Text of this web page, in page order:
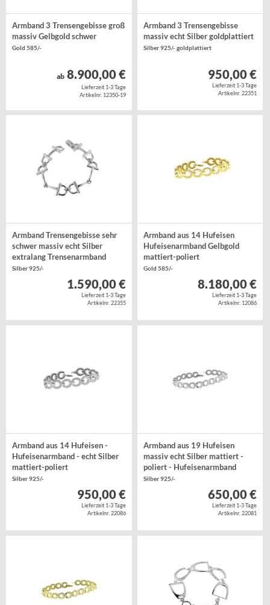
Armband 3 Trensengebisse groß
massiv Gelbgold schwer
Gold 585/-
ab8.900,00 €
Lieferzeit 1-3 Tage
Artikelnr. 12350-19
Armband 3 Trensengebisse
massiv echt Silber goldplattiert
Silber 925/- goldplattiert
950,00 €
Lieferzeit 1-3 Tage
Artikelnr. 22351
Armband Trensengebisse sehr
schwer massiv echt Silber
extralang Trensenarmband
Silber 925/-
1.590,00 €
Lieferzeit 1-3 Tage
Artikelnr. 22355
Armband aus 14 Hufeisen
Hufeisenarmband Gelbgold
mattiert-poliert
Gold 585/-
8.180,00 €
Lieferzeit 1-3 Tage
Artikelnr. 12086
Armband aus 14 Hufeisen -
Hufeisenarmband - echt Silber
mattiert-poliert
Silber 925/-
950,00 €
Lieferzeit 1-3 Tage
Artikelnr. 22086
Armband aus 19 Hufeisen
massiv echt Silber mattiert -
poliert - Hufeisenarmband
Silber 925/-
650,00 €
Lieferzeit 1-3 Tage
Artikelnr. 22081